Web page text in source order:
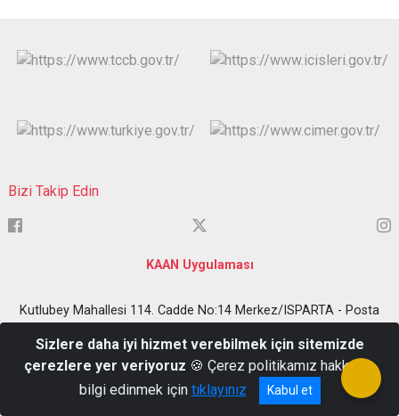
Bizi Takip Edin
KAAN Uygulaması
Kutlubey Mahallesi 114. Cadde No:14 Merkez/ISPARTA - Posta
0 246 223 80 80
Sizlere daha iyi hizmet verebilmek için sitemizde
çerezlere yer veriyoruz 🍪 Çerez politikamız hakkında
bilgi edinmek için tıklayınız Kabul et